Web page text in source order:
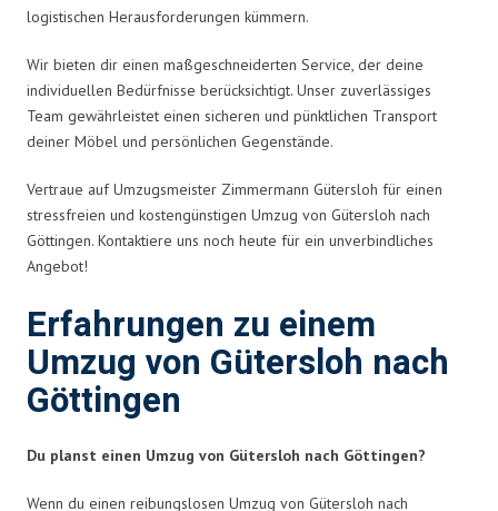
logistischen Herausforderungen kümmern.
Wir bieten dir einen maßgeschneiderten Service, der deine
individuellen Bedürfnisse berücksichtigt. Unser zuverlässiges
Team gewährleistet einen sicheren und pünktlichen Transport
deiner Möbel und persönlichen Gegenstände.
Vertraue auf Umzugsmeister Zimmermann Gütersloh für einen
stressfreien und kostengünstigen Umzug von Gütersloh nach
Göttingen. Kontaktiere uns noch heute für ein unverbindliches
Angebot!
Erfahrungen zu einem
Umzug von Gütersloh nach
Göttingen
Du planst einen Umzug von Gütersloh nach Göttingen?
Wenn du einen reibungslosen Umzug von Gütersloh nach